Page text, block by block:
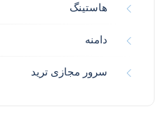
هاستینگ
دامنه
سرور مجازی ترید